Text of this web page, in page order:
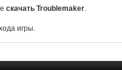
скачать Troublemaker.
игры.